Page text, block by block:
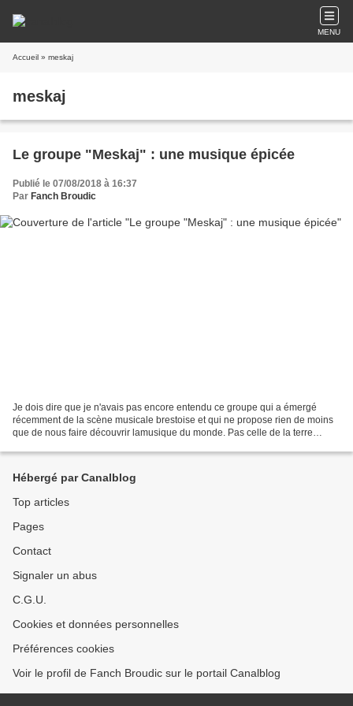
MENU
Accueil » meskaj
meskaj
Le groupe "Meskaj" : une musique épicée
Publié le 07/08/2018 à 16:37
Par Fanch Broudic
Je dois dire que je n'avais pas encore entendu ce groupe qui a émergé
récemment de la scène musicale brestoise et qui ne propose rien de moins
que de nous faire découvrir lamusique du monde. Pas celle de la terre
Hébergé par Canalblog
Top articles
Pages
Contact
Signaler un abus
C.G.U.
Cookies et données personnelles
Préférences cookies
Voir le profil de Fanch Broudic sur le portail Canalblog